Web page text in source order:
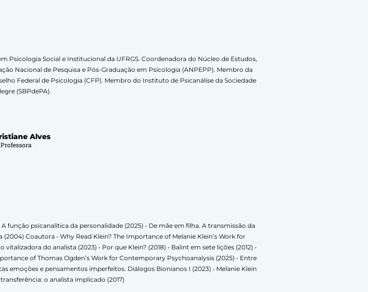
Psicologia Social e Institucional da UFRGS. Coordenadora do Núcleo de Estudos,
Nacional de Pesquisa e Pós-Graduação em Psicologia (ANPEPP). Membro da
Federal de Psicologia (CFP). Membro do Instituto de Psicanálise da Sociedade
(SBPdePA).
Alves
função psicanalítica da personalidade (2025) • De mãe em filha. A transmissão da
Coautora • Why Read Klein? The Importance of Melanie Klein’s Work for
do analista (2023) • Por que Klein? (2018) • Balint em sete lições (2012) •
of Thomas Ogden’s Work for Contemporary Psychoanalysis (2025) • Entre
emoções e pensamentos imperfeitos. Diálogos Bionianos I (2023) • Melanie Klein
o analista implicado (2017)